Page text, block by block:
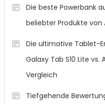
Die beste Powerbank
beliebter Produkte von
Die ultimative Tablet-
Galaxy Tab S10 Lite vs.
Vergleich
Tiefgehende